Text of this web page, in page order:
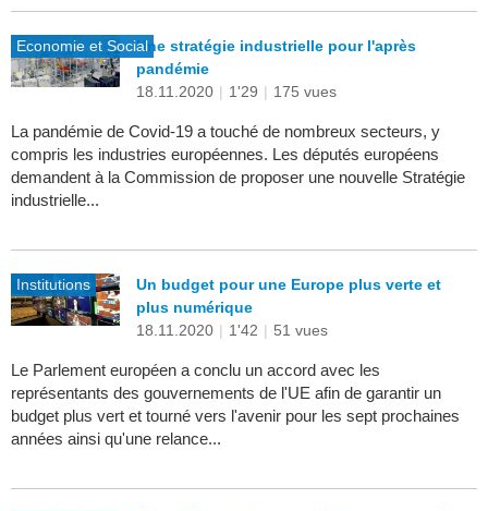
Economie et SocialUne stratégie industrielle pour l'après
pandémie
18.11.2020 | 1'29 | 175 vues
La pandémie de Covid-19 a touché de nombreux secteurs, y
compris les industries européennes. Les députés européens
demandent à la Commission de proposer une nouvelle Stratégie
industrielle...
Institutions
Un budget pour une Europe plus verte et
plus numérique
18.11.2020 | 1'42 | 51 vues
Le Parlement européen a conclu un accord avec les
représentants des gouvernements de l'UE afin de garantir un
budget plus vert et tourné vers l'avenir pour les sept prochaines
années ainsi qu'une relance...